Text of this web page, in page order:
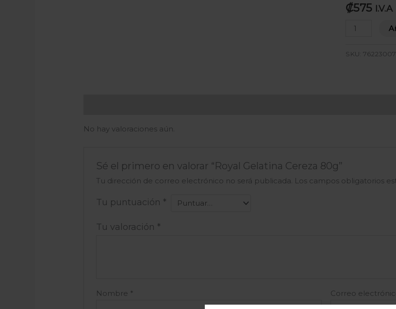
₡575 I.V.A
SKU:
No hay valoraciones aún.
Sé el primero en valorar “Royal Gelatina Cereza 80g”
Tu dirección de correo electrónico no será publicada. Los campos obligatorios
Tu puntuación *
Tu valoración *
Nombre * Correo